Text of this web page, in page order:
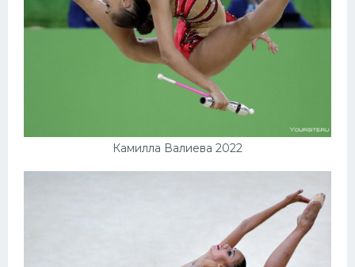
Камилла Валиева 2022